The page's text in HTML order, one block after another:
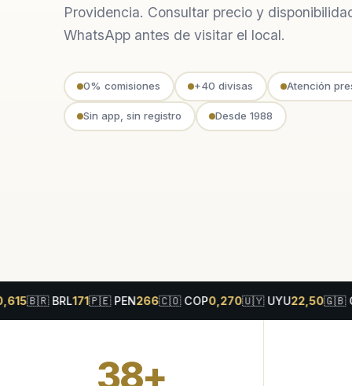
Providencia. Consultar precio y
WhatsApp antes de visitar el local.
0% comisiones +40 divisas Atención
Sin app, sin registro Desde 1988
BRL171 🇵🇪 PEN266🇨🇴 COP0,270🇺🇾 UYU22,50🇬🇧 GBP
38+